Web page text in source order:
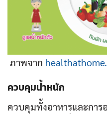
ภาพจาก
ควบคุมน้ำหนัก
ควบคุมทั้งอาหารและการ